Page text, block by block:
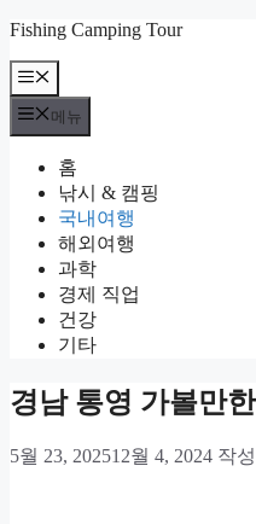
컨
츠
로
건
Fishing Camping Tour
메
뉴
메뉴
홈
낚시 & 캠핑
국내여행
해외여행
과학
경제 직업
건강
기타
경남 통영 가볼만
5월 23, 202512월 4, 2024 작